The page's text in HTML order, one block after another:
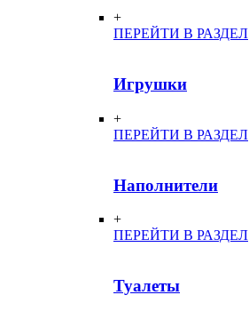
+
ПЕРЕЙТИ В РАЗДЕЛ
Игрушки
+
ПЕРЕЙТИ В РАЗДЕЛ
Наполнители
+
ПЕРЕЙТИ В РАЗДЕЛ
Туалеты